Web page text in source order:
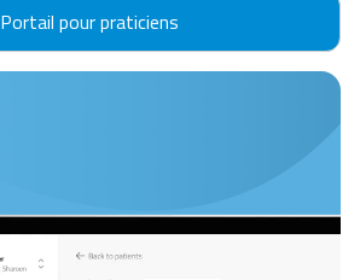
Portail pour praticiens